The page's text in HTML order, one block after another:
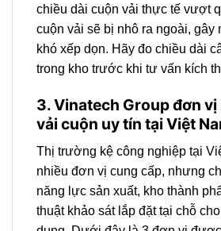
chiều dài cuộn vải thực tế vượt
cuộn vải sẽ bị nhô ra ngoài, gây
khó xếp dọn. Hãy đo chiều dài
trong kho trước khi tư vấn kích
3. Vinatech Group đơn vị
vải cuộn uy tín tại Việt
Thị trường kệ công nghiệp tại
nhiều đơn vị cung cấp, nhưng
năng lực sản xuất, kho thành
thuật khảo sát lắp đặt tại chỗ